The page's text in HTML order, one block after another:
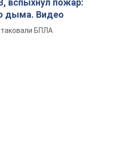
вспыхнул пожар:
дыма. Видео
БПЛА